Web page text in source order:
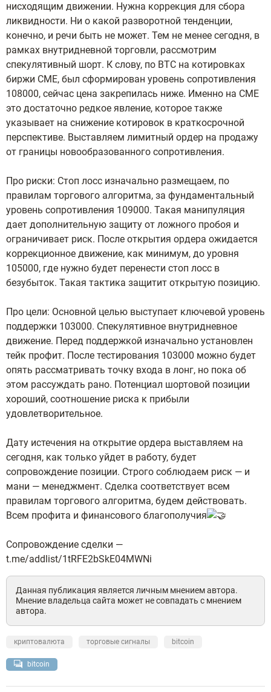
нисходящим движении. Нужна коррекция для сбора
ликвидности. Ни о какой разворотной тенденции,
конечно, и речи быть не может. Тем не менее сегодня, в
рамках внутридневной торговли, рассмотрим
спекулятивный шорт. К слову, по BTC на котировках
биржи CME, был сформирован уровень сопротивления
108000, сейчас цена закрепилась ниже. Именно на CME
это достаточно редкое явление, которое также
указывает на снижение котировок в краткосрочной
перспективе. Выставляем лимитный ордер на продажу
от границы новообразованного сопротивления.
Про риски: Стоп лосс изначально размещаем, по
правилам торгового алгоритма, за фундаментальный
уровень сопротивления 109000. Такая манипуляция
дает дополнительную защиту от ложного пробоя и
ограничивает риск. После открытия ордера ожидается
коррекционное движение, как минимум, до уровня
105000, где нужно будет перенести стоп лосс в
безубыток. Такая тактика защитит открытую позицию.
Про цели: Основной целью выступает ключевой уровень
поддержки 103000. Спекулятивное внутридневное
движение. Перед поддержкой изначально установлен
тейк профит. После тестирования 103000 можно будет
опять рассматривать точку входа в лонг, но пока об
этом рассуждать рано. Потенциал шортовой позиции
хороший, соотношение риска к прибыли
удовлетворительное.
Дату истечения на открытие ордера выставляем на
сегодня, как только уйдет в работу, будет
сопровождение позиции. Строго соблюдаем риск — и
мани — менеджмент. Сделка соответствует всем
правилам торгового алгоритма, будем действовать.
Всем профита и финансового благополучия
Сопровождение сделки —
t.me/addlist/1tRFE2bSkE04MWNi
Данная публикация является личным мнением автора.
Мнение владельца сайта может не совпадать с мнением
автора.
криптовалюта торговые сигналы bitcoin
bitcoin